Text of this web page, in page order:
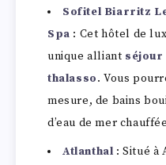
Sofitel Biarritz
Spa : Cet hôtel de
unique alliant séjour
thalasso. Vous
mesure, de bains
d’eau de mer
Atlanthal : Situé à